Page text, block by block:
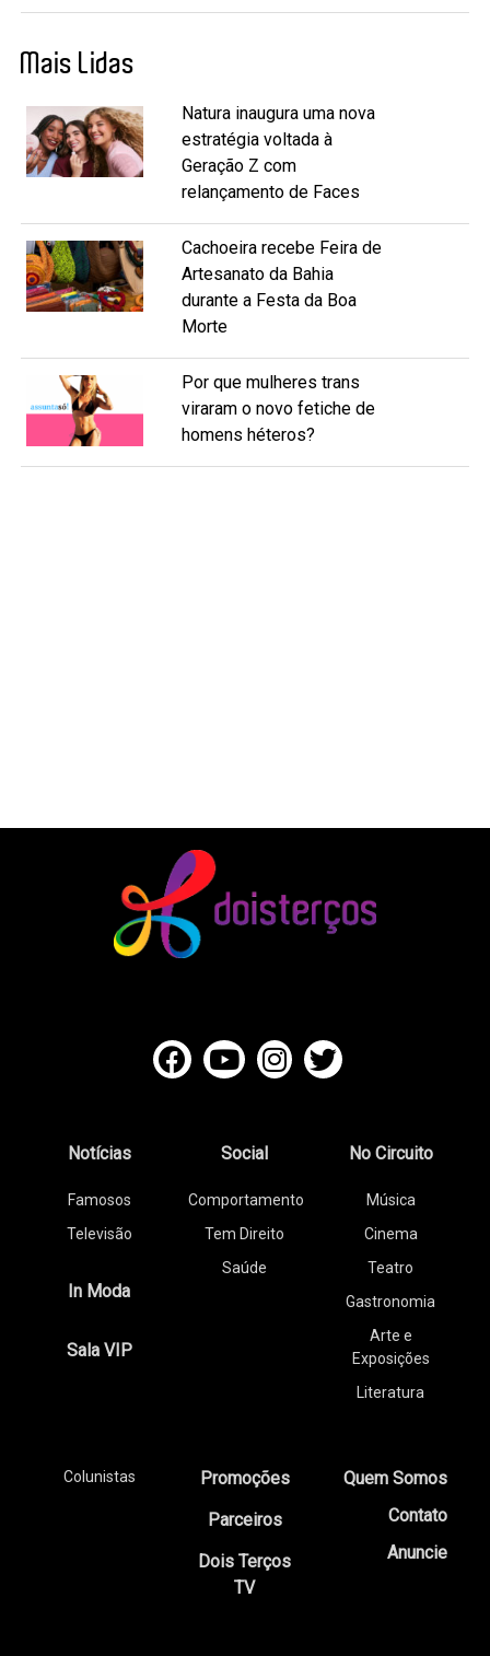
Mais Lidas
Natura inaugura uma nova
estratégia voltada à
Geração Z com
relançamento de Faces
Cachoeira recebe Feira de
Artesanato da Bahia
durante a Festa da Boa
Morte
Por que mulheres trans
viraram o novo fetiche de
homens héteros?
Notícias
Famosos
Televisão
In Moda
Sala VIP
Social
Comportamento
Tem Direito
Saúde
No Circuito
Música
Cinema
Teatro
Gastronomia
Arte e
Exposições
Literatura
Colunistas
Promoções
Parceiros
Dois Terços
TV
Quem Somos
Contato
Anuncie